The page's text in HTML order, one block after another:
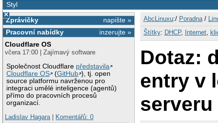
Styl
×
napište »
Zprávičky
inzerujte »
Pracovní nabídky
Cloudflare OS
včera 17:00 | Zajímavý software
Společnost Cloudflare představila
Cloudflare OS
(GitHub ), tj. open
source platformu navrženou pro
integraci umělé inteligence (agentů)
přímo do pracovních procesů
organizací.
Ladislav Hagara| Komentářů: 0
AbcLinuxu:/ Poradna/
Štítky: DHCP, Internet,
Dotaz:
entry v
serveru